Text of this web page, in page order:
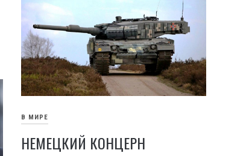
В МИРЕ
НЕМЕЦКИЙ КОНЦЕРН